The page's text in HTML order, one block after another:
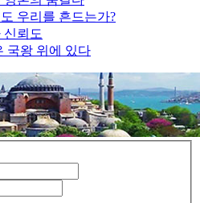
우리를 흔드는가?
신뢰도
국왕 위에 있다